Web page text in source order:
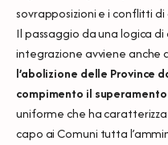
sovrapposizioni e i conflitti
Il passaggio da una logica
integrazione avviene anche
l’abolizione delle Province
compimento il
uniforme che ha
capo ai Comuni tutta